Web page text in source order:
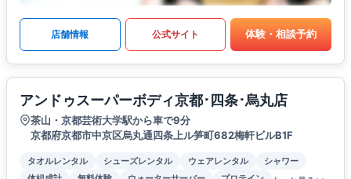
店舗情報 公式サイト 体験・相談予約
アンドゥスーパーボディ京都･四条･烏丸店
茶山・京都芸術大学駅から車で9分
京都府京都市中京区烏丸通四条上ル笋町682梅軒ビルB1F
タオルレンタル シューズレンタル ウェアレンタル
シャワー